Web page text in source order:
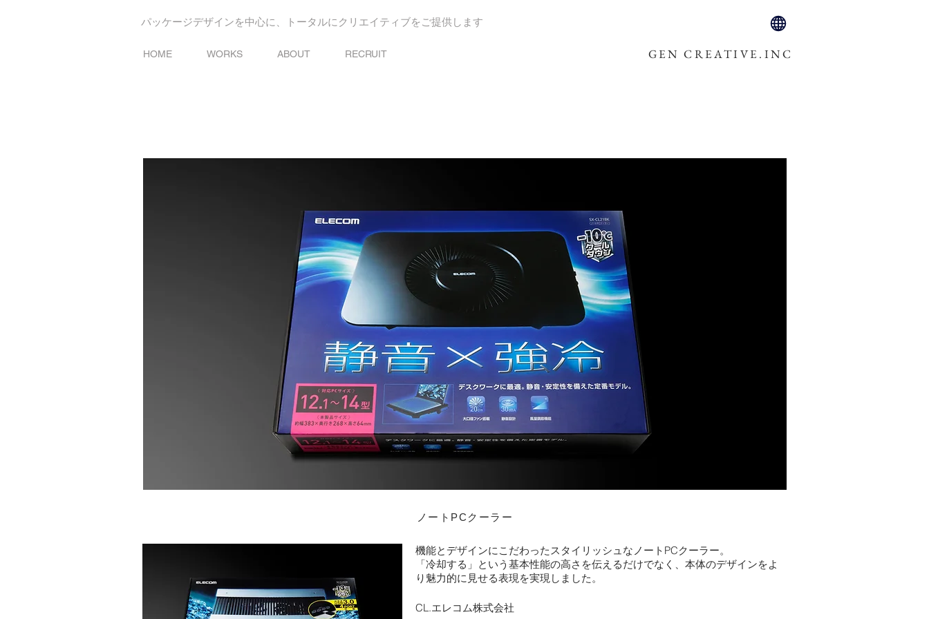
パッケージデザインを中心に、トータルにクリエイティブをご提供します
HOME WORKS ABOUT RECRUIT GEN CREATIVE.INC
ノートPCクーラー
機能とデザインにこだわったスタイリッシュなノートPCクーラー。
「冷却する」という基本性能の高さを伝えるだけでなく、本体のデザインをよ
り魅力的に見せる表現を実現しました。
CL.エレコム株式会社